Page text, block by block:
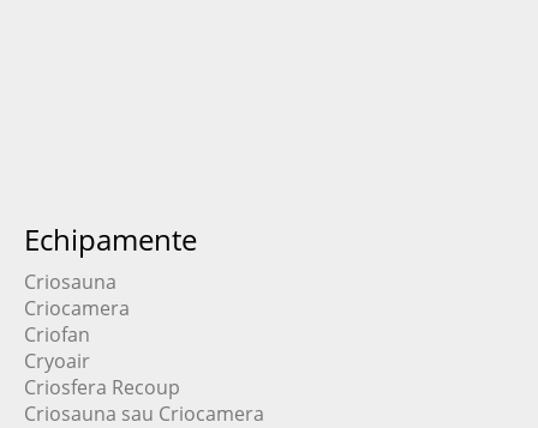
Echipamente
Criosauna
Criocamera
Criofan
Cryoair
Criosfera Recoup
Criosauna sau Criocamera